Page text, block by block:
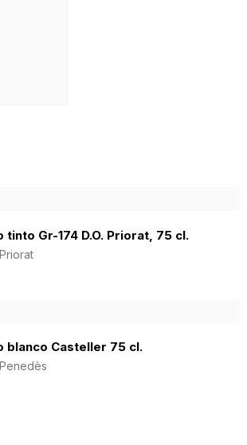
tinto Gr-174 D.O. Priorat, 75 cl.
blanco Casteller 75 cl.
Penedès